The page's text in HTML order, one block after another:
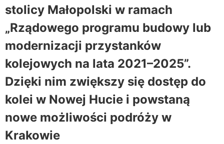
stolicy Małopolski w ramach
„Rządowego programu budowy lub
modernizacji przystanków
kolejowych na lata 2021–2025”.
Dzięki nim zwiększy się dostęp do
kolei w Nowej Hucie i powstaną
nowe możliwości podróży w
Krakowie